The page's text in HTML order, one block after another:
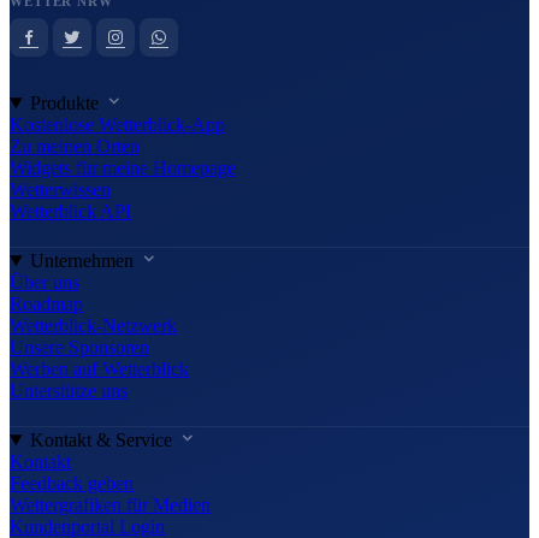
Produkte
Kostenlose Wetterblick-App
Zu meinen Orten
Widgets für meine Homepage
Wetterwissen
Wetterblick API
Unternehmen
Über uns
Roadmap
Wetterblick-Netzwerk
Unsere Sponsoren
Werben auf Wetterblick
Unterstütze uns
Kontakt & Service
Kontakt
Feedback geben
Wettergrafiken für Medien
Kundenportal Login